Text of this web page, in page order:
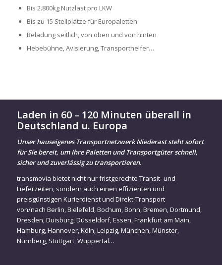
Bis 2.800kg Nutzlast pro LKW
Bis zu 15 Stellplätze für Europaletten
Beladung seitlich, von oben und von hinten
Hebebühne, Avisierung, Transporthelfer…
Laden in 60 – 120 Minuten überall in
Deutschland u. Europa
Unser hauseigenes Transportnetzwerk Niederast steht sofort
für Sie bereit, um Ihre Paletten und Transportgüter schnell,
sicher und zuverlässig zu transportieren.
transmovia bietet nicht nur fristgerechte Transit- und
Lieferzeiten, sondern auch einen effizienten und
preisgünstigen Kurierdienst und Direkt-Transport
von/nach Berlin,Bielefeld,Bochum,Bonn,Bremen,Dortmund,
Dresden,Duisburg,Düsseldorf,Essen,Frankfurt am Main,
Hamburg,Hannover,Köln,Leipzig,München,Münster,
Nürnberg, Stuttgart,Wuppertal…